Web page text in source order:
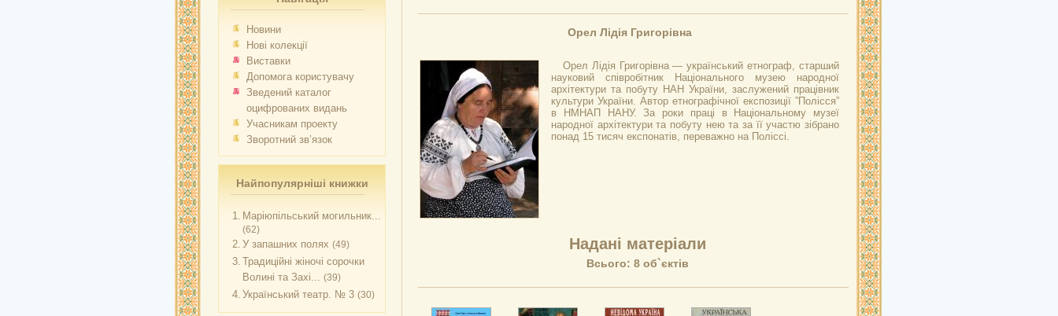
Новини
Нові колекції
Виставки
Допомога користувачу
Зведений каталог
оцифрованих видань
Учасникам проекту
Зворотний зв’язок
Найпопулярніші книжки
1. Маріюпільський могильник...
(62)
2. У запашних полях (49)
3. Традиційні жіночі сорочки
Волині та Захі... (39)
4. Український театр. № 3 (30)
Орел Лідія Григорівна
Орел Лідія Григорівна — український етнограф, старший
науковий співробітник Національного музею народної
архітектури та побуту НАН України, заслужений працівник
культури України. Автор етнографічної експозиції ”Полісся”
в НМНАП НАНУ. За роки праці в Національному музеї
народної архітектури та побуту нею та за її участю зібрано
понад 15 тисяч експонатів, переважно на Поліссі.
Надані матеріали
Всього: 8 об`єктів